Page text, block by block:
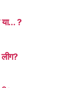
या… ?
लीग?